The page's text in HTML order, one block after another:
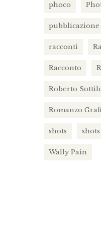
phoco
pubblicazione
racconti
Racconto
Roberto
Romanzo
shots
Wally Pain